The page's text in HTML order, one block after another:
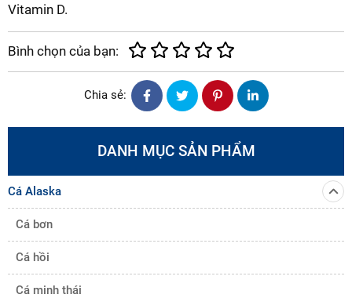
Vitamin D.
Bình chọn của bạn:
Chia sẻ:
DANH MỤC SẢN PHẨM
Cá Alaska
Cá bơn
Cá hồi
Cá minh thái